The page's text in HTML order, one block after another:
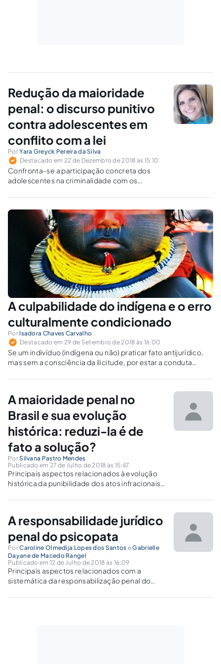
Redução da maioridade
penal: o discurso punitivo
contra adolescentes em
conflito com a lei
PorYara Greyck Pereira da Silva
Destacado em 22 de Dezembro de 2018 às 15:10
Confronta-se a participação concreta dos
adolescentes na criminalidade com os
favor da redução da maioridade penal.
A culpabilidade do indígena e o erro
culturalmente condicionado
Por Isadora Chaves Carvalho
Destacado em 29 de Setembro de 2018 às 16:00
Se um indivíduo (indígena ou não) praticar fato antijurídico,
mas sem a consciência da ilicitude, por estar a conduta
proibição?
A maioridade penal no
Brasil e sua evolução
histórica: reduzi-la é de
fato a solução?
PorSilvana Pastro Mendes
Publicado em 27 de Julho de 2018 às 15:47
Principais aspectos relacionados à evolução
histórica da punibilidade dos atos infracionais
demanda das infrações aumenta, será que
seja punindo ou protegendo?
A responsabilidade jurídico
penal do psicopata
PorCaroline Olmedija Lopes dos Santos eGabrielle
Dayane de Macedo Rangel
Publicado em 12 de Julho de 2018 às 16:09
Principais aspectos relacionados com a
sistemática da responsabilização penal do
ordenamento jurídico penal.